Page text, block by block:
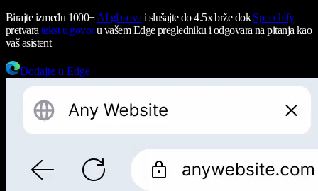
Birajte između 1000+AI glasova i slušajte do 4.5x brže dokSpeechify
pretvara tekst u govoru vašem Edge pregledniku i odgovara na pitanja kao
vaš asistent
Dodajte u Edge